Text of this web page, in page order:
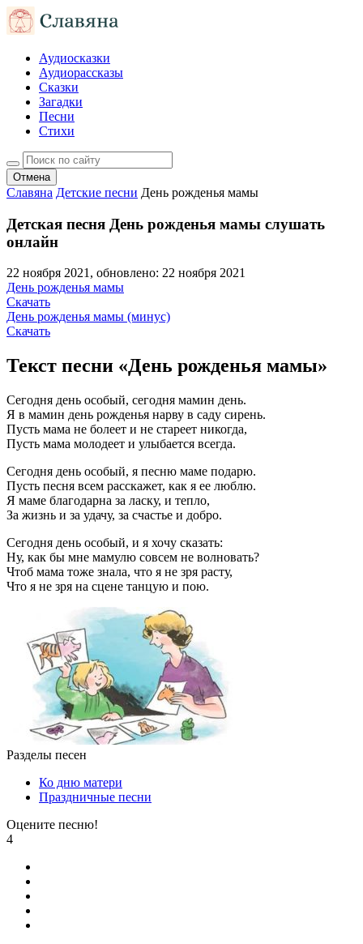
Аудиосказки
Аудиорассказы
Сказки
Загадки
Песни
Стихи
Отмена
Славяна Детские песни День рожденья мамы
Детская песня День рожденья мамы слушать
онлайн
22 ноября 2021, обновлено: 22 ноября 2021
День рожденья мамы
Скачать
День рожденья мамы (минус)
Скачать
Текст песни «День рожденья мамы»
Сегодня день особый, сегодня мамин день.
Я в мамин день рожденья нарву в саду сирень.
Пусть мама не болеет и не стареет никогда,
Пусть мама молодеет и улыбается всегда.
Сегодня день особый, я песню маме подарю.
Пусть песня всем расскажет, как я ее люблю.
Я маме благодарна за ласку, и тепло,
За жизнь и за удачу, за счастье и добро.
Сегодня день особый, и я хочу сказать:
Ну, как бы мне мамулю совсем не волновать?
Чтоб мама тоже знала, что я не зря расту,
Что я не зря на сцене танцую и пою.
Разделы песен
Ко дню матери
Праздничные песни
Оцените песню!
4